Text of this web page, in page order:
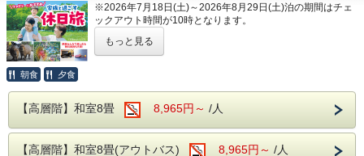
をお楽しみいただけます。
滑らかな泉質の温泉がご好評いただいており、湯治の宿とし
てもご利用いただいております。
----ご夕食----
大人からお子様で楽しめる、和洋中のバイキングをレストラ
ンにてお楽しみいただけます。
※2026年7月18日(土)～2026年8月29日(土)泊の期間はチェ
ックアウト時間が10時となります。
ファミリーにおすすめ
大人からお子様まで楽しめる、伊東の人気観光スポットをご
■伊豆ぐらんぱる公園
ミリーに大人気のテーマパーク。
小さなお子様から大人まで一日中楽しめ、家族の思い出作り
もっと見る
朝食 夕食
【高層階】和室8畳 8,965円～ /人
【高層階】和室8畳(アウトバス) 8,965円～ /人